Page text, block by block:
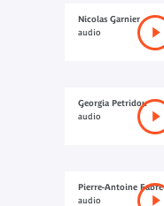
Nicolas Garnier
audio
Georgia Petridou
audio
Pierre-Antoine Fabre
audio